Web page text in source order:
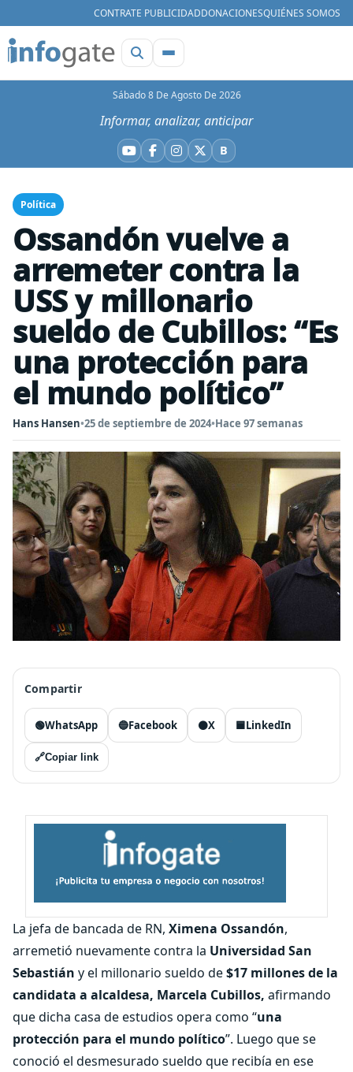
CONTRATE PUBLICIDADDONACIONESQUIÉNES SOMOS
Sábado 8 De Agosto De 2026
Informar, analizar, anticipar
YouTube
Facebook
Instagram
X BBluesky
Política
Ossandón vuelve a
arremeter contra la
USS y millonario
sueldo de Cubillos: “Es
una protección para
el mundo político”
Hans Hansen•25 de septiembre de 2024•Hace 97 semanas
Compartir
🟢WhatsApp 🔵Facebook ⚫X 🟦LinkedIn
🔗Copiar link
La jefa de bancada de RN, Ximena Ossandón,
arremetió nuevamente contra la Universidad San
Sebastián y el millonario sueldo de$17 millones de la
candidata a alcaldesa, Marcela Cubillos, afirmando
que dicha casa de estudios opera como “una
protección para el mundo político”. Luego que se
conoció el desmesurado sueldo que recibía en ese